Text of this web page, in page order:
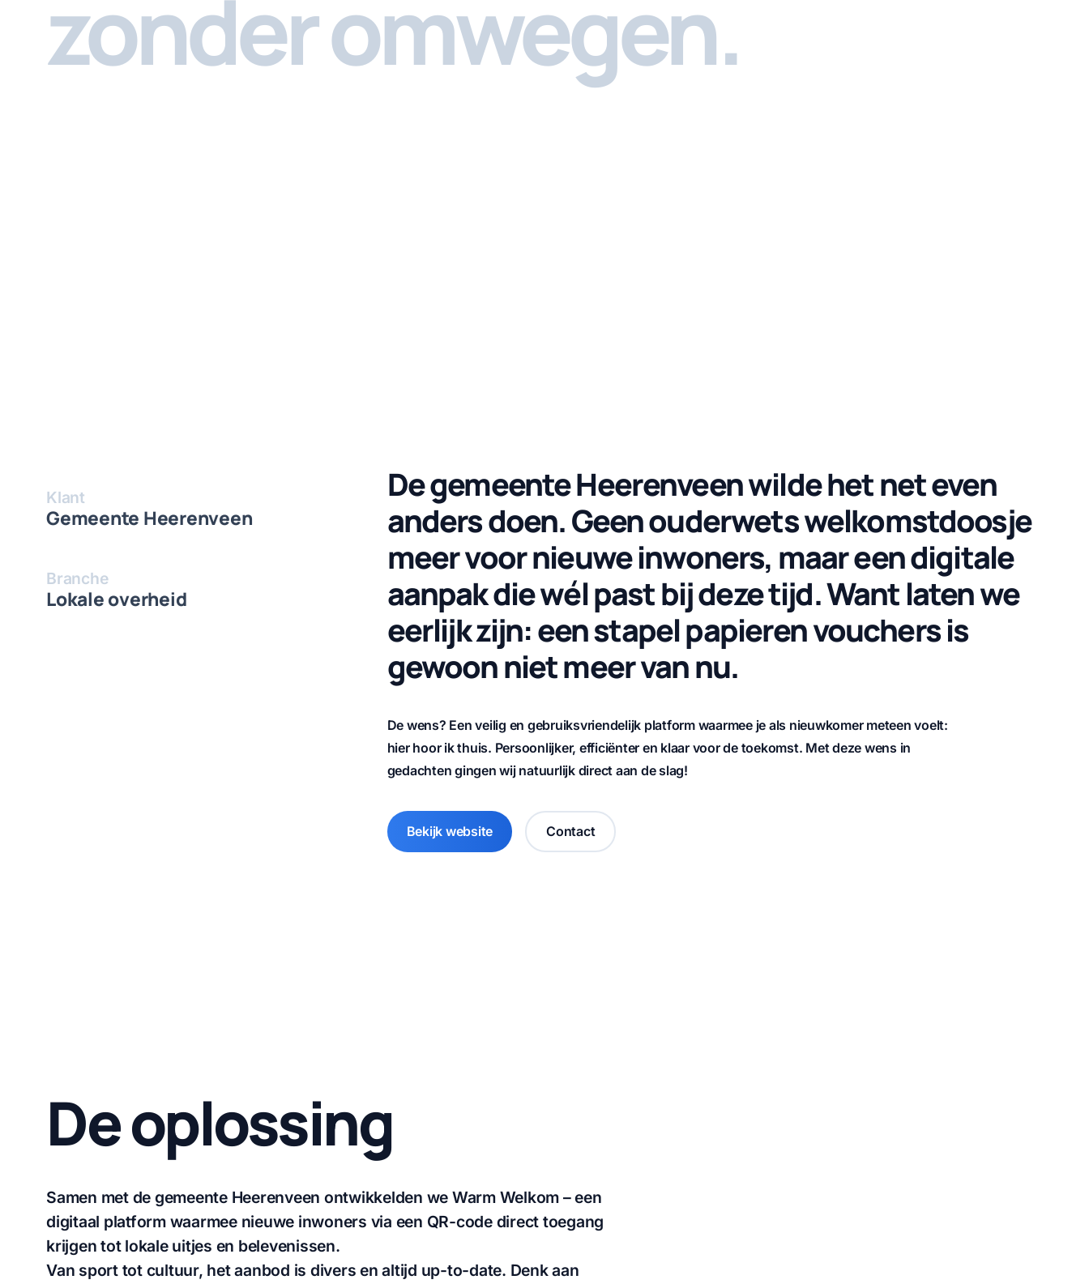
zonder omwegen.
Klant
Gemeente Heerenveen
Branche
Lokale overheid
De gemeente Heerenveen wilde het net even
anders doen. Geen ouderwets welkomstdoosje
meer voor nieuwe inwoners, maar een digitale
aanpak die wél past bij deze tijd. Want laten we
eerlijk zijn: een stapel papieren vouchers is
gewoon niet meer van nu.
De wens? Een veilig en gebruiksvriendelijk platform waarmee je als nieuwkomer meteen voelt:
hier hoor ik thuis. Persoonlijker, efficiënter en klaar voor de toekomst. Met deze wens in
gedachten gingen wij natuurlijk direct aan de slag!
Bekijk website Contact
De oplossing
Samen met de gemeente Heerenveen ontwikkelden we Warm Welkom – een
digitaal platform waarmee nieuwe inwoners via een QR-code direct toegang
krijgen tot lokale uitjes en belevenissen.
Van sport tot cultuur, het aanbod is divers en altijd up-to-date. Denk aan